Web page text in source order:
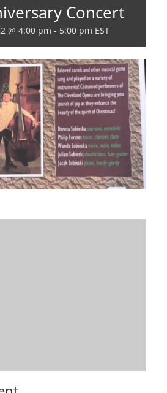
Concert
@ 4:00 pm - 5:00 pm EST